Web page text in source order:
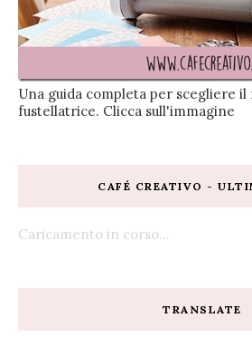
Una guida completa per scegliere il
fustellatrice. Clicca sull'immagine
CAFÉ CREATIVO -
Caricamento in corso...
TRANSLATE